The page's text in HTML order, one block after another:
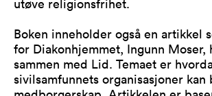
Boken inneholder også en artikkel
for Diakonhjemmet, Ingunn Moser,
sammen med Lid. Temaet er
sivilsamfunnets organisasjoner